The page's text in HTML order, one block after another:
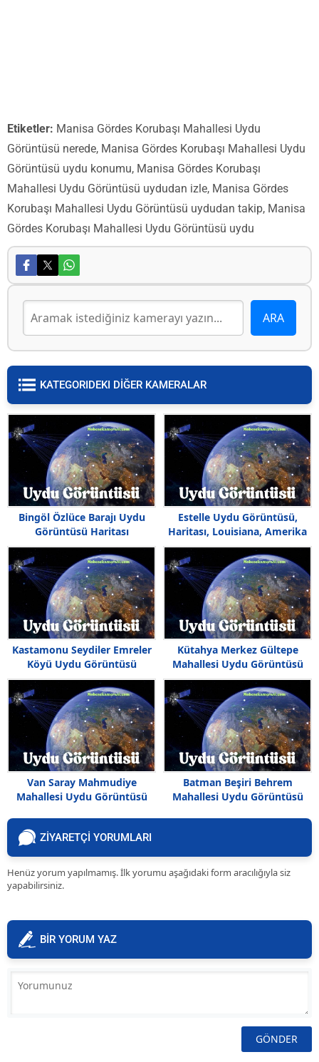
Etiketler: Manisa Gördes Korubaşı Mahallesi Uydu
Görüntüsü nerede, Manisa Gördes Korubaşı Mahallesi Uydu
Görüntüsü uydu konumu, Manisa Gördes Korubaşı
Mahallesi Uydu Görüntüsü uydudan izle, Manisa Gördes
Korubaşı Mahallesi Uydu Görüntüsü uydudan takip, Manisa
Gördes Korubaşı Mahallesi Uydu Görüntüsü uydu
KATEGORIDEKI DİĞER KAMERALAR
Bingöl Özlüce Barajı Uydu
Görüntüsü Haritası
Estelle Uydu Görüntüsü,
Haritası, Louisiana, Amerika
Kastamonu Seydiler Emreler
Köyü Uydu Görüntüsü
Kütahya Merkez Gültepe
Mahallesi Uydu Görüntüsü
Van Saray Mahmudiye
Mahallesi Uydu Görüntüsü
Batman Beşiri Behrem
Mahallesi Uydu Görüntüsü
ZİYARETÇİ YORUMLARI
Henüz yorum yapılmamış. İlk yorumu aşağıdaki form aracılığıyla siz
yapabilirsiniz.
BİR YORUM YAZ